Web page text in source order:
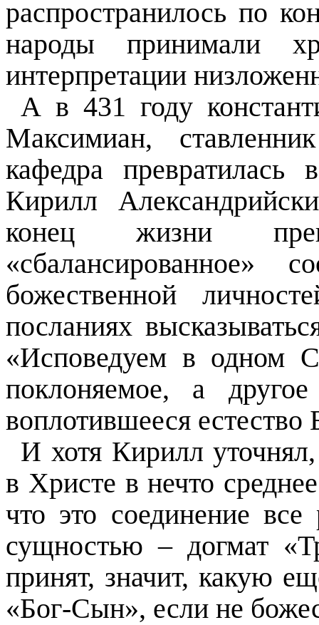
распространилось по
народы принимали
интерпретации
А в 431 году
Максимиан,
кафедра
Кирилл
конец жизни
«сбалансированное»
божественной
посланиях
«Исповедуем в одном
поклоняемое, а
воплотившееся естество
И хотя Кирилл
в Христе в нечто
что это соединение все
сущностью – догмат
принят, значит, какую
«Бог-Сын», если не